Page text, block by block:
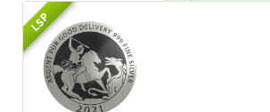
LSP